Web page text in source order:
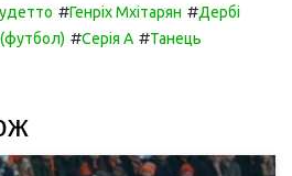
#Генріх Мхітарян #Дербі
#Серія А #Танець